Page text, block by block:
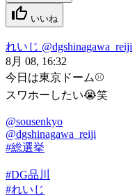
いいね
れいじ @dgshinagawa_reiji
8月 08, 16:32
今日は東京ドーム⚾️
スワホーしたい😭笑
@sousenkyo
@dgshinagawa_reiji
#総選挙
#DG品川
#れいじ